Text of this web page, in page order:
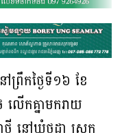
រឹកថ្ងៃទី១៦ ខែ
ើកគ្នាមករាយ